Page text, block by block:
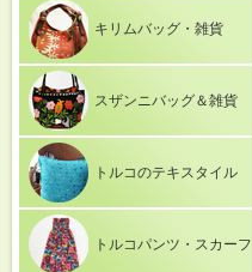
キリムバッグ・雑貨
スザンニバッグ＆雑貨
トルコのテキスタイル
トルコパンツ・スカーフ